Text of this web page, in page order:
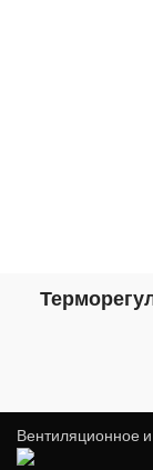
Вентиляционное